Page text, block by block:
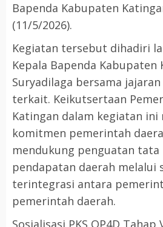
Bapenda Kabupaten
(11/5/2026).
Kegiatan tersebut dihadiri
Kepala Bapenda Kabupaten
Suryadilaga bersama
terkait. Keikutsertaan
Katingan dalam kegiatan
komitmen pemerintah
mendukung penguatan tata
pendapatan daerah melalui
terintegrasi antara
pemerintah daerah.
Sosialisasi PKS OP4D